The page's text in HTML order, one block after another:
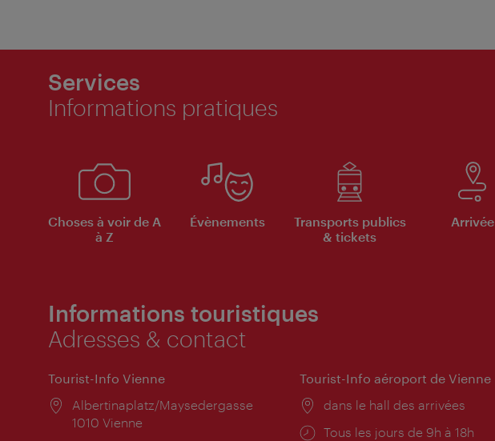
Services
Informations pratiques
Choses à voir de A
à Z
Évènements
Transports publics
& tickets
Arrivée
Informations touristiques
Adresses & contact
Tourist-Info Vienne
Lieu:
Albertinaplatz/Maysedergasse
1010 Vienne
Tourist-Info aéroport de Vienne
Lieu:
dans le hall des arrivées
Horaires
Tous les jours de 9h à 18h